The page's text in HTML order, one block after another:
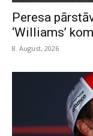
Peresa
‘Williams’
8. August, 2026